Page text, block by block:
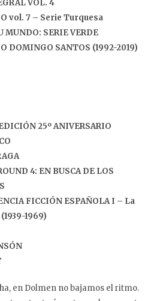
VOL. 4
vol. 7 – Serie Turquesa
MUNDO: SERIE VERDE
DOMINGO SANTOS (1992-2019)
25º ANIVERSARIO
4: EN BUSCA DE LOS
FICCIÓN ESPAÑOLA I – La
1969)
en Dolmen no bajamos el ritmo.